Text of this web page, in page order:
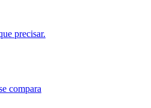
precisar.
compara